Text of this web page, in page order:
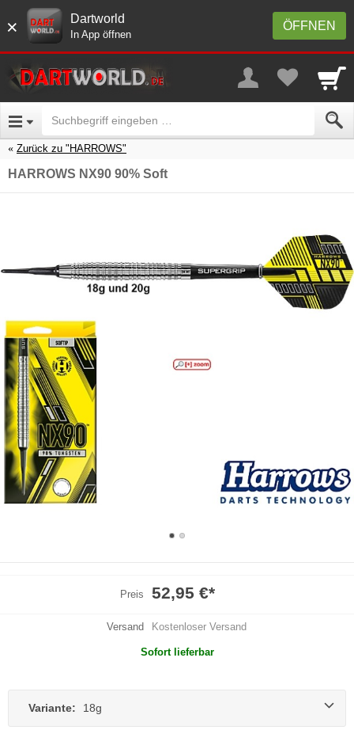
× ÖFFNEN
Dartworld
In App öffnen
Zurück zu "HARROWS"
HARROWS NX90 90% Soft
Preis 52,95 €*
Versand Kostenloser Versand
Sofort lieferbar
Variante: 18g